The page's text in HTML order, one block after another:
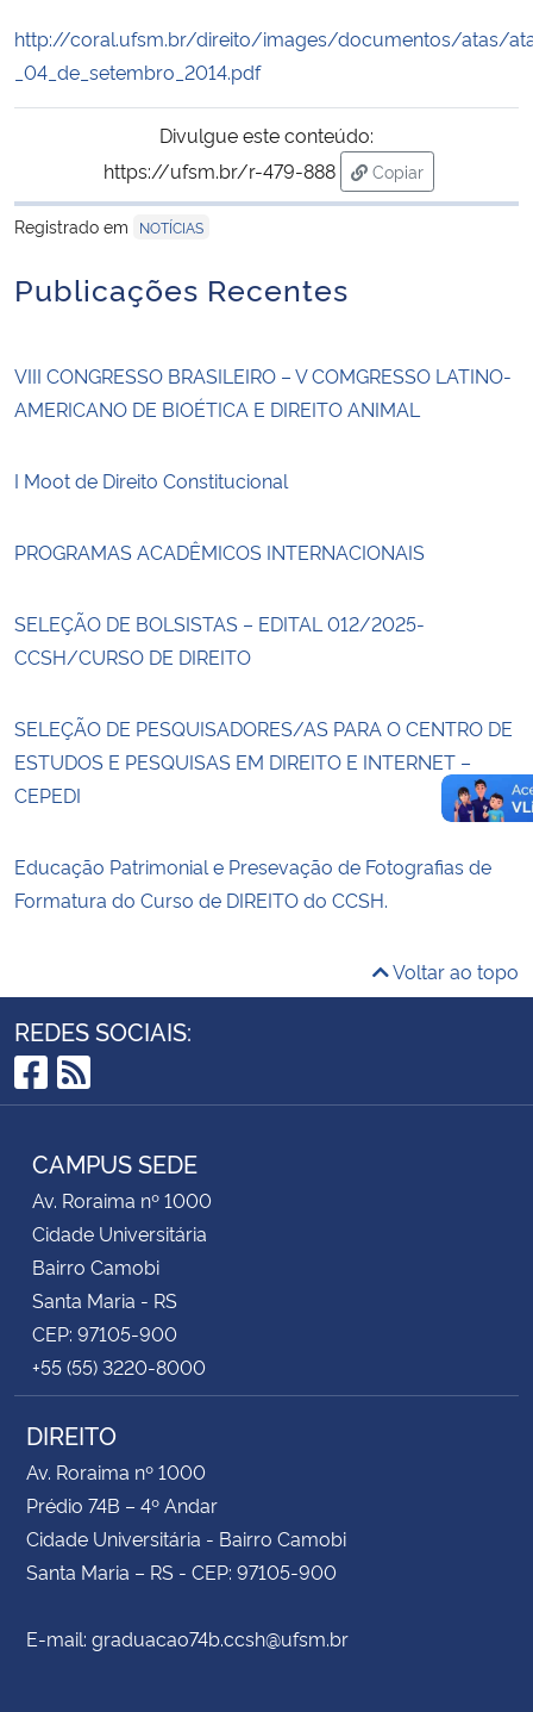
http://coral.ufsm.br/direito/images/documentos/atas/
_04_de_setembro_2014.pdf
Divulgue este conteúdo:
https://ufsm.br/r-479-888
Copiar
para área de
Registrado em
NOTÍCIAS
Publicações Recentes
VIII CONGRESSO BRASILEIRO – V COMGRESSO LATINO-
AMERICANO DE BIOÉTICA E DIREITO ANIMAL
I Moot de Direito Constitucional
PROGRAMAS ACADÊMICOS INTERNACIONAIS
SELEÇÃO DE BOLSISTAS – EDITAL 012/2025-
CCSH/CURSO DE DIREITO
SELEÇÃO DE PESQUISADORES/AS PARA O CENTRO DE
ESTUDOS E PESQUISAS EM DIREITO E INTERNET –
CEPEDI
Educação Patrimonial e Presevação de Fotografias de
Formatura do Curso de DIREITO do CCSH.
Voltar ao topo
REDES SOCIAIS:
Facebook
RSS
CAMPUS SEDE
Av. Roraima nº 1000
Cidade Universitária
Bairro Camobi
Santa Maria - RS
CEP: 97105-900
+55 (55) 3220-8000
DIREITO
Av. Roraima nº 1000
Prédio 74B – 4º Andar
Cidade Universitária - Bairro Camobi
Santa Maria – RS - CEP: 97105-900
E-mail: graduacao74b.ccsh@ufsm.br